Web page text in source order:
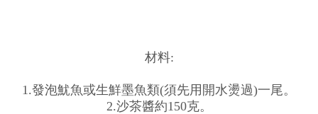
材料:
1.發泡魷魚或生鮮墨魚類(須先用開水燙過)一尾。
2.沙茶醬約150克。